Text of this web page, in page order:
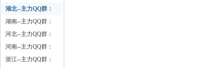
26197873
湖北--主力QQ群：
湖南--主力QQ群：
河北--主力QQ群：
河南--主力QQ群：
浙江--主力QQ群：